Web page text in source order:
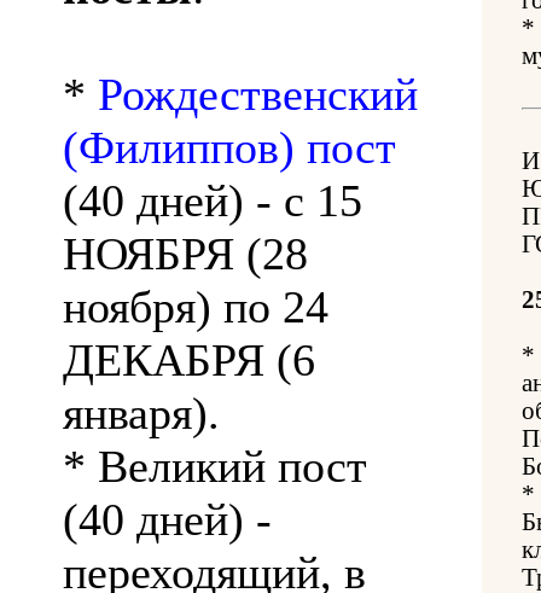
* Рождественский
(Филиппов) пост
(40 дней) - с 15
НОЯБРЯ (28
ноября) по 24
ДЕКАБРЯ (6
января).
* Великий пост
(40 дней) -
переходящий, в
*
*
*